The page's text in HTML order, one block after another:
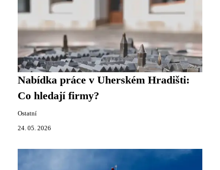
Nabídka práce v Uherském Hradišti:
Co hledají firmy?
Ostatní
24. 05. 2026